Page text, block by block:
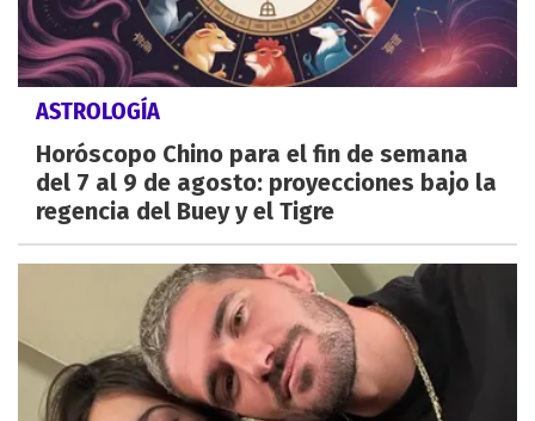
ASTROLOGÍA
Horóscopo Chino para el fin de semana
del 7 al 9 de agosto: proyecciones bajo la
regencia del Buey y el Tigre